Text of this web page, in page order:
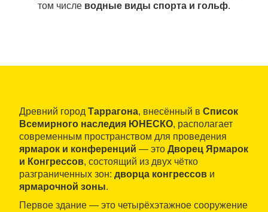
том числе водные виды спорта и гольф.
Древний город Таррагона, внесённый в Список
Всемирного наследия ЮНЕСКО, располагает
современным пространством для проведения
ярмарок и конференций — это Дворец Ярмарок
и Конгрессов, состоящий из двух чётко
разграниченных зон: дворца конгрессов и
ярмарочной зоны.
Первое здание — это четырёхэтажное сооружение